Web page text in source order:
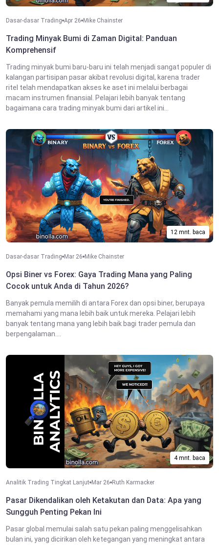
Dasar-dasar Trading Apr 26 Mike Chainster
Trading Minyak Bumi di Zaman Digital: Panduan
Komprehensif
Trading minyak bumi baru-baru ini telah menjadi sangat populer di
kalangan partisipan pasar akibat revolusi digital, karena trader
ritel telah mendapatkan akses ke aset ini melalui berbagai
macam instrumen finansial. Pelajari lebih banyak tentang
bagaimana cara trading minyak bumi dari artikel ini...
12 mnt. baca
Dasar-dasar Trading Mar 26 Mike Chainster
Opsi Biner vs Forex: Gaya Trading Mana yang Paling
Cocok untuk Anda di Tahun 2026?
Banyak pemula memilih di antara Forex dan opsi biner, berupaya
memahami yang mana lebih baik untuk mereka. Pelajari lebih
banyak tentang mana yang lebih baik bagi trader pemula dan
berpengalaman....
4 mnt. baca
Analitik Trading Tingkat Lanjut Mar 26 Ruth Karmacker
Pasar Dikendalikan oleh Ketakutan dan Data: Apa yang
Sungguh Penting Pekan Ini
Pasar global memulai salah satu pekan paling menggelisahkan
bulan ini, yang dicirikan oleh ketegangan yang meningkat antara